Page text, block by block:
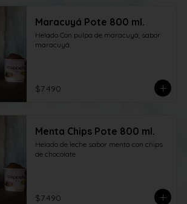
Maracuyá Pote 800 ml.
Helado Con pulpa de maracuyá, sabor
maracuyá.
$7.490
Menta Chips Pote 800 ml.
Helado de leche sabor menta con chips
de chocolate
$7.490